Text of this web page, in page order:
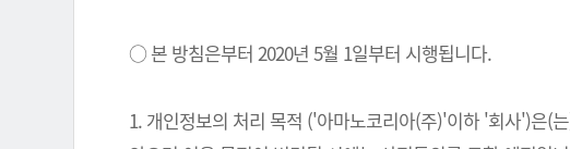
○ 본 방침은부터 2020년 5월 1일부터 시행됩니다.
1. 개인정보의 처리 목적 ('아마노코리아(주)'이하 '회사')은(